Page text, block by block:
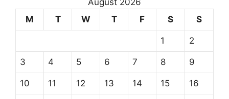
M
T W T F S S
1 2
3 4 5 6 7 8 9
10 11 12 13 14 15 16